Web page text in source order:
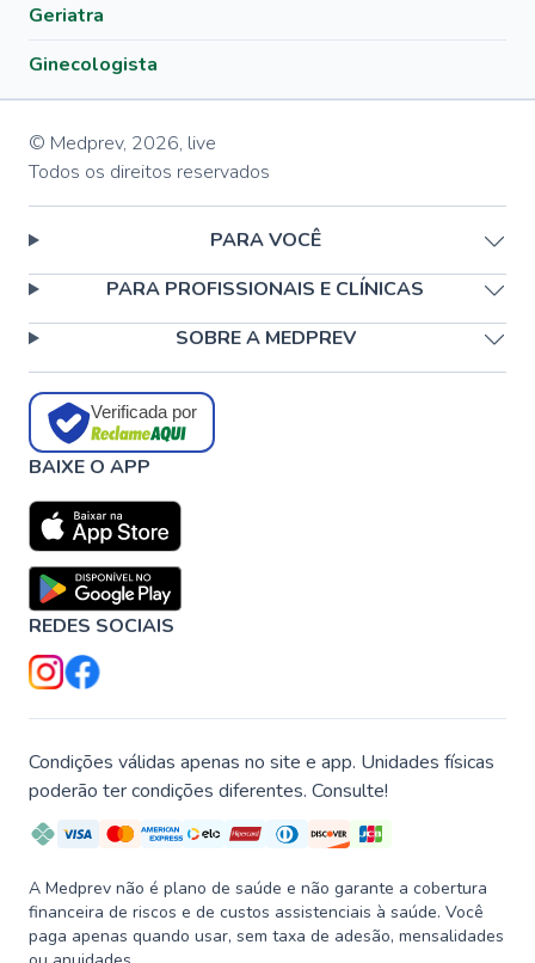
Geriatra
Ginecologista
© Medprev, 2026, live
Todos os direitos reservados
PARA VOCÊ
PARA PROFISSIONAIS E CLÍNICAS
SOBRE A MEDPREV
Verificada por
BAIXE O APP
REDES SOCIAIS
Condições válidas apenas no site e app. Unidades físicas
poderão ter condições diferentes. Consulte!
A Medprev não é plano de saúde e não garante a cobertura
financeira de riscos e de custos assistenciais à saúde. Você
paga apenas quando usar, sem taxa de adesão, mensalidades